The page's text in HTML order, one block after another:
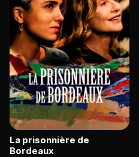
La prisonnière de
Bordeaux